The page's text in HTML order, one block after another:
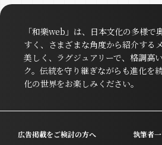
「和樂web」は、日本文化の多様で
すく、さまざまな角度から紹介するメ
美しく、ラグジュアリーで、格調高
ク。伝統を守り継ぎながらも進化を
化の世界をお楽しみください。
広告掲載をご検討の方へ 執筆者